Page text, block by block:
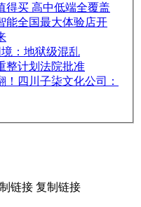
得买 高中低端全覆盖
能全国最大体验店开
：地狱级混乱
整计划法院批准
！四川子柒文化公司：
链接 复制链接